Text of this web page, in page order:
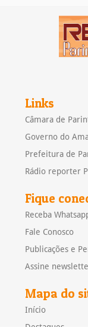
Links
Câmara de
Governo do
Prefeitura de
Rádio reporter
Fique
Receba
Fale Conosco
Publicações e
Assine
Mapa do
Início